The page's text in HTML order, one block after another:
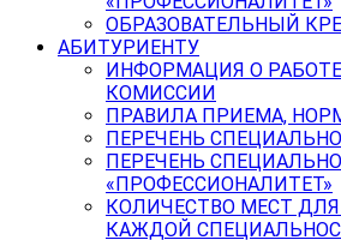
ОБРАЗОВАТЕЛЬНЫЙ
АБИТУРИЕНТУ
ИНФОРМАЦИЯ О
КОМИССИИ
ПРАВИЛА ПРИЕМА,
ПЕРЕЧЕНЬ
ПЕРЕЧЕНЬ
«ПРОФЕССИОНАЛИТЕТ»
КОЛИЧЕСТВО МЕСТ
КАЖДОЙ